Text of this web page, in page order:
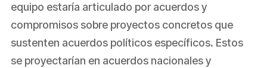
equipo estaría articulado por acuerdos y
compromisos sobre proyectos concretos que
sustenten acuerdos políticos específicos. Estos
se proyectarían en acuerdos nacionales y